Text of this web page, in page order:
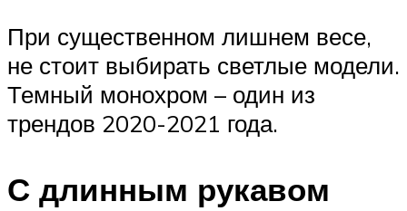
При существенном лишнем весе,
не стоит выбирать светлые модели.
Темный монохром – один из
трендов 2020-2021 года.
С длинным рукавом